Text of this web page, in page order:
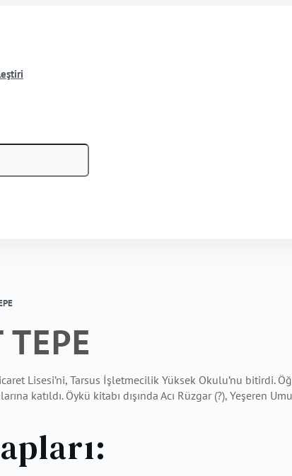
Lisesi’ni, Tarsus İşletmecilik Yüksek Okulu’nu
katıldı. Öykü kitabı dışında Acı Rüzgar (?), Yeşeren